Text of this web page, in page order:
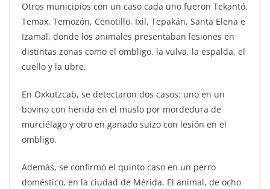
Otros municipios con un caso cada uno fueron Tekantó,
Temax, Temozón, Cenotillo, Ixil, Tepakán, Santa Elena e
Izamal, donde los animales presentaban lesiones en
distintas zonas como el ombligo, la vulva, la espalda, el
cuello y la ubre.
En Oxkutzcab, se detectaron dos casos: uno en un
bovino con herida en el muslo por mordedura de
murciélago y otro en ganado suizo con lesión en el
ombligo.
Además, se confirmó el quinto caso en un perro
doméstico, en la ciudad de Mérida. El animal, de ocho